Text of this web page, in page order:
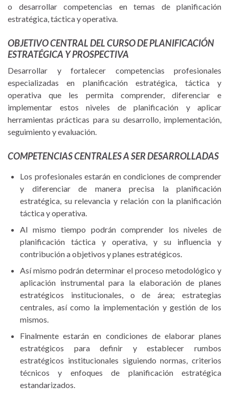
o desarrollar competencias en temas de planificación
estratégica, táctica y operativa.
OBJETIVO CENTRAL DEL CURSO DE PLANIFICACIÓN
ESTRATÉGICA Y PROSPECTIVA
Desarrollar y fortalecer competencias profesionales
especializadas en planificación estratégica, táctica y
operativa que les permita comprender, diferenciar e
implementar estos niveles de planificación y aplicar
herramientas prácticas para su desarrollo, implementación,
seguimiento y evaluación.
COMPETENCIAS CENTRALES A SER DESARROLLADAS
Los profesionales estarán en condiciones de comprender
y diferenciar de manera precisa la planificación
estratégica, su relevancia y relación con la planificación
táctica y operativa.
Al mismo tiempo podrán comprender los niveles de
planificación táctica y operativa, y su influencia y
contribución a objetivos y planes estratégicos.
Así mismo podrán determinar el proceso metodológico y
aplicación instrumental para la elaboración de planes
estratégicos institucionales, o de área; estrategias
centrales, así como la implementación y gestión de los
mismos.
Finalmente estarán en condiciones de elaborar planes
estratégicos para definir y establecer rumbos
estratégicos institucionales siguiendo normas, criterios
técnicos y enfoques de planificación estratégica
estandarizados.